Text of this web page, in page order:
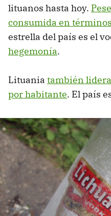
lituanos hasta hoy.
consumida en
estrella del país es el
hegemonía.
Lituania también
por habitante. El país